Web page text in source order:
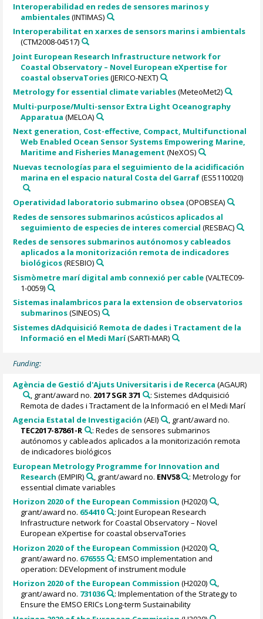
Interoperabilidad en redes de sensores marinos y
ambientales(INTIMAS)
Interoperabilitat en xarxes de sensors marins i ambientals
(CTM2008-04517)
Joint European Research Infrastructure network for
Coastal Observatory – Novel European eXpertise for
coastal observaTories(JERICO-NEXT)
Metrology for essential climate variables(MeteoMet2)
Multi-purpose/Multi-sensor Extra Light Oceanography
Apparatua (MELOA)
Next generation, Cost-effective, Compact, Multifunctional
Web Enabled Ocean Sensor Systems Empowering Marine,
Maritime and Fisheries Management (NeXOS)
Nuevas tecnologías para el seguimiento de la acidificación
marina en el espacio natural Costa del Garraf(ES5110020)
Operatividad laboratorio submarino obsea (OPOBSEA)
Redes de sensores submarinos acústicos aplicados al
seguimiento de especies de interes comercial (RESBAC)
Redes de sensores submarinos autónomos y cableados
aplicados a la monitorización remota de indicadores
biológicos(RESBIO)
Sismòmetre marí digital amb connexió per cable(VALTEC09-
1-0059)
Sistemas inalambricos para la extension de observatorios
submarinos(SINEOS)
Sistemes dAdquisició Remota de dades i Tractament de la
Informació en el Medi Marí(SARTI-MAR)
Funding:
Agència de Gestió d'Ajuts Universitaris i de Recerca (AGAUR)
, grant/award no. 2017 SGR 371
: Sistemes dAdquisició
Remota de dades i Tractament de la Informació en el Medi Marí
Agencia Estatal de Investigación (AEI)
, grant/award no.
TEC2017-87861-R
: Redes de sensores submarinos
autónomos y cableados aplicados a la monitorización remota
de indicadores biológicos
European Metrology Programme for Innovation and
Research (EMPIR) , grant/award no. ENV58
: Metrology for
essential climate variables
Horizon 2020 of the European Commission (H2020)
,
grant/award no. 654410
: Joint European Research
Infrastructure network for Coastal Observatory – Novel
European eXpertise for coastal observaTories
Horizon 2020 of the European Commission (H2020)
,
grant/award no. 676555
: EMSO implementation and
operation: DEVelopment of instrument module
Horizon 2020 of the European Commission (H2020)
,
grant/award no. 731036
: Implementation of the Strategy to
Ensure the EMSO ERICs Long-term Sustainability